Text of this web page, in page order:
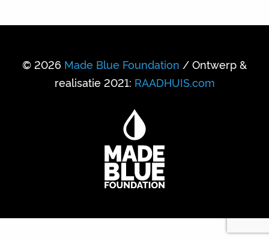
© 2026 Made Blue Foundation / Ontwerp &
realisatie 2021: RAADHUIS.com